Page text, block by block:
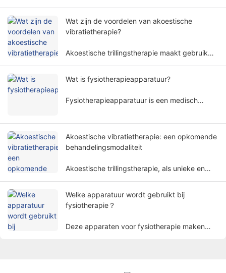
dimensies.
Wat zijn de voordelen van akoestische
vibratietherapie?
Akoestische trillingstherapie maakt gebruik
niet-invasieve manier te behandelen en wordt
revalidatiegebieden.
Wat is fysiotherapieapparatuur?
Fysiotherapieapparatuur is een medisch
basis van fysieke principes. Het helpt
patiënten de symptomen te verlichten en de
lichaamsfuncties op een niet-invasieve manier
te herstellen.
Akoestische vibratietherapie: een opkomende
behandelingsmodaliteit
Akoestische trillingstherapie, als unieke en
Welke apparatuur wordt gebruikt bij
fysiotherapie？
Deze apparaten voor fysiotherapie maken